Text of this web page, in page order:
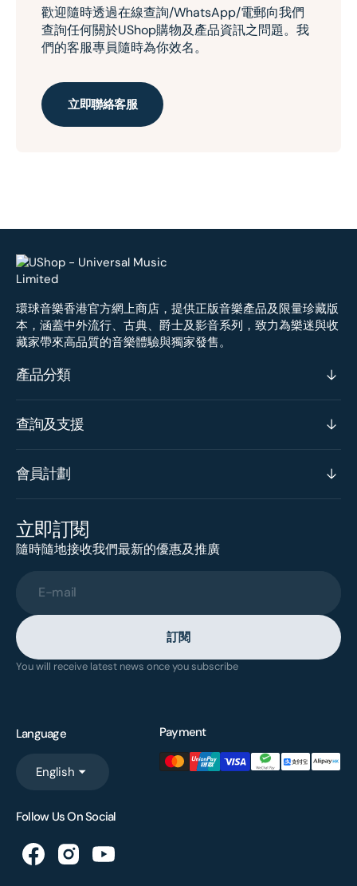
歡迎隨時透過在線查詢/WhatsApp/電郵向我們
查詢任何關於UShop購物及產品資訊之問題。我
們的客服專員隨時為你效名。
立即聯絡客服
環球音樂香港官方網上商店，提供正版音樂產品及限量珍藏版
本，涵蓋中外流行、古典、爵士及影音系列，致力為樂迷與收
藏家帶來高品質的音樂體驗與獨家發售。
產品分類
查詢及支援
會員計劃
立即訂閱
隨時隨地接收我們最新的優惠及推廣
E-mail
訂閱
You will receive latest news once you subscribe
Language
English
Payment
Follow Us On Social